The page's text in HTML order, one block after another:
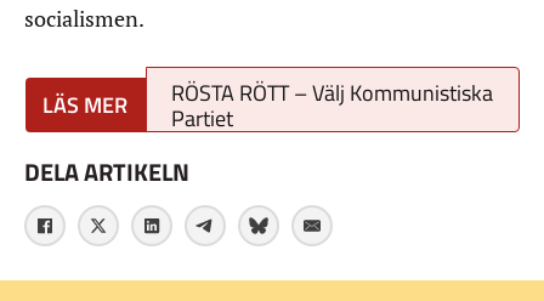
socialismen.
RÖSTA RÖTT – Välj Kommunistiska
Partiet
DELA ARTIKELN